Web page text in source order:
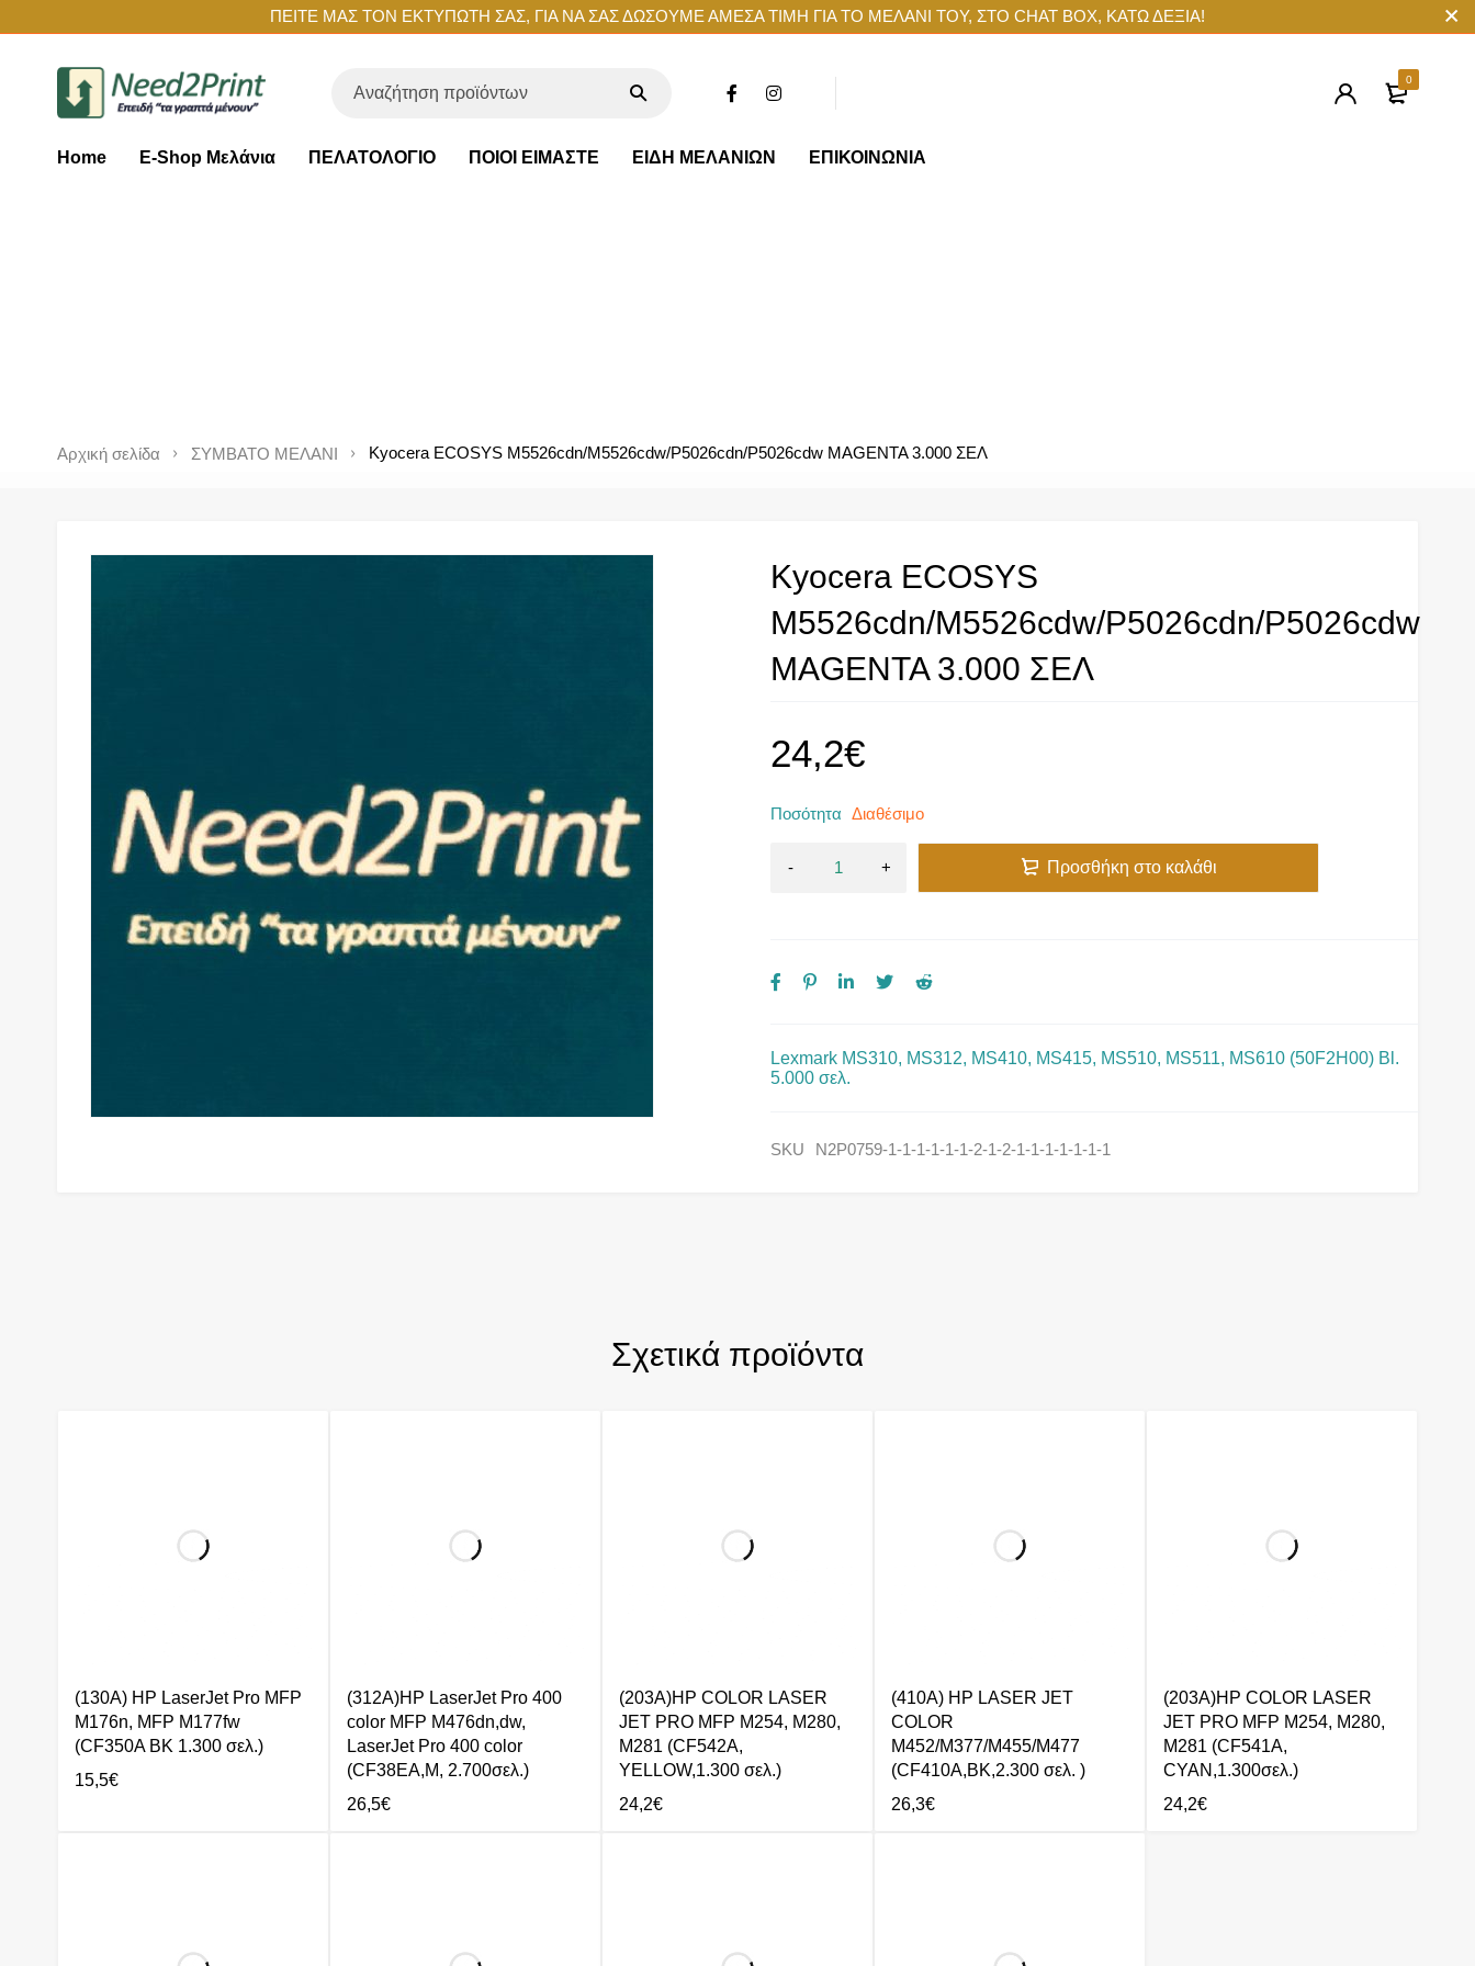
ΠΕΙΤΕ ΜΑΣ ΤΟΝ ΕΚΤΥΠΩΤΗ ΣΑΣ, ΓΙΑ ΝΑ ΣΑΣ ΔΩΣΟΥΜΕ ΑΜΕΣΑ ΤΙΜΗ ΓΙΑ ΤΟ ΜΕΛΑΝΙ ΤΟΥ, ΣΤΟ CHAT BOX, ΚΑΤΩ ΔΕΞΙΑ!
0
Home E-Shop Μελάνια ΠΕΛΑΤΟΛΟΓΙΟ ΠΟΙΟΙ ΕΙΜΑΣΤΕ ΕΙΔΗ ΜΕΛΑΝΙΩΝ ΕΠΙΚΟΙΝΩΝΙΑ
Αρχική σελίδα ΣΥΜΒΑΤΟ ΜΕΛΑΝΙ Kyocera ECOSYS M5526cdn/M5526cdw/P5026cdn/P5026cdw MAGENTA 3.000 ΣΕΛ
Kyocera ECOSYS
M5526cdn/M5526cdw/P5026cdn/P5026cdw
MAGENTA 3.000 ΣΕΛ
Lexmark MS310, MS312, MS410, MS415, MS510, MS511, MS610 (50F2H00) Bl.
5.000 σελ.
24,2€
Ποσότητα Διαθέσιμο
Προσθήκη στο καλάθι
SKU N2P0759-1-1-1-1-1-1-2-1-2-1-1-1-1-1-1-1
Σχετικά προϊόντα
(130A) HP LaserJet Pro MFP
M176n, MFP M177fw
(CF350A BK 1.300 σελ.)
15,5€
(312A)HP LaserJet Pro 400
color MFP M476dn,dw,
LaserJet Pro 400 color
(CF38EA,M, 2.700σελ.)
26,5€
(203A)HP COLOR LASER
JET PRO MFP M254, M280,
M281 (CF542A,
YELLOW,1.300 σελ.)
24,2€
(410A) HP LASER JET
COLOR
M452/M377/M455/M477
(CF410A,BK,2.300 σελ. )
26,3€
(203A)HP COLOR LASER
JET PRO MFP M254, M280,
M281 (CF541A,
CYAN,1.300σελ.)
24,2€